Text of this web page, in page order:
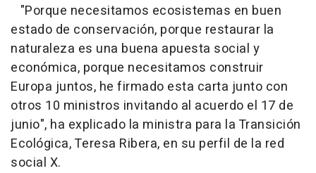
"Porque necesitamos ecosistemas en buen
estado de conservación, porque restaurar la
naturaleza es una buena apuesta social y
económica, porque necesitamos construir
Europa juntos, he firmado esta carta junto con
otros 10 ministros invitando al acuerdo el 17 de
junio", ha explicado la ministra para la Transición
Ecológica, Teresa Ribera, en su perfil de la red
social X.